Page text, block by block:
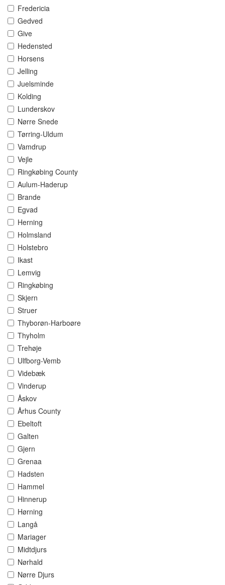
Fredericia
Gedved
Give
Hedensted
Horsens
Jelling
Juelsminde
Kolding
Lunderskov
Nørre Snede
Tørring-Uldum
Vamdrup
Vejle
Ringkøbing County
Aulum-Haderup
Brande
Egvad
Herning
Holmsland
Holstebro
Ikast
Lemvig
Ringkøbing
Skjern
Struer
Thyborøn-Harboøre
Thyholm
Trehøje
Ulfborg-Vemb
Videbæk
Vinderup
Åskov
Århus County
Ebeltoft
Galten
Gjern
Grenaa
Hadsten
Hammel
Hinnerup
Hørning
Langå
Mariager
Midtdjurs
Nørhald
Nørre Djurs